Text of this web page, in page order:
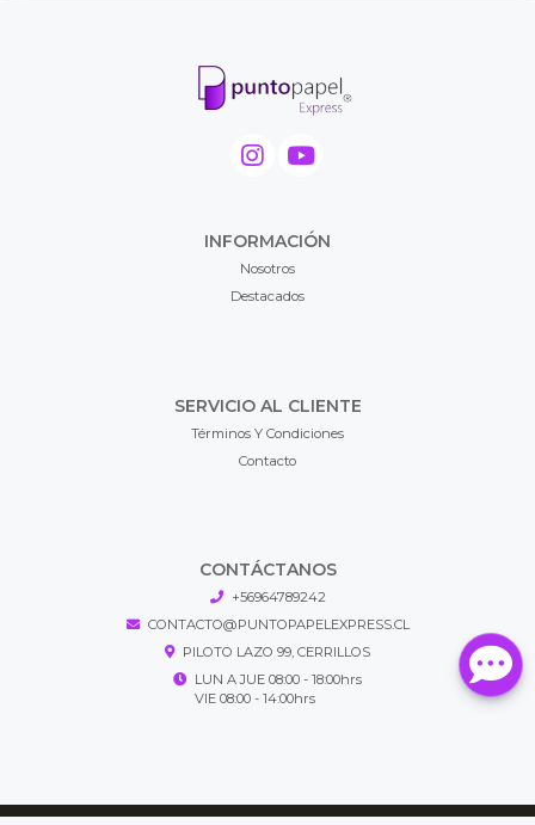
INFORMACIÓN
Nosotros
Destacados
SERVICIO AL CLIENTE
Términos Y Condiciones
Contacto
CONTÁCTANOS
+56964789242
CONTACTO@PUNTOPAPELEXPRESS.CL
PILOTO LAZO 99, CERRILLOS
LUN A JUE 08:00 - 18:00hrs
VIE 08:00 - 14:00hrs